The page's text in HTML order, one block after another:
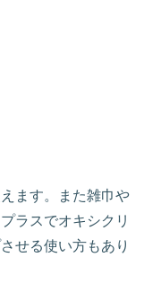
ます。また雑巾や
ラスでオキシクリ
せる使い方もあり